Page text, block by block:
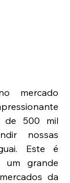
mercado
de 500 mil
nossas
Este é
grande
da